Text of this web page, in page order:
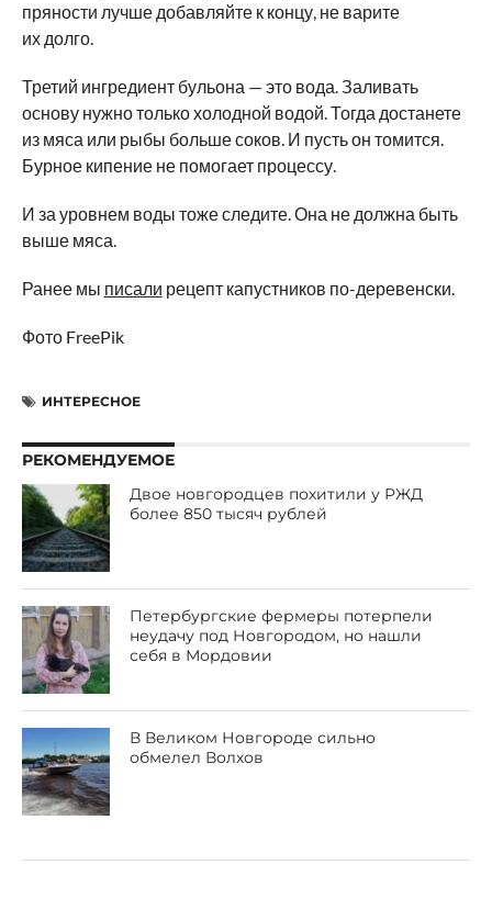
пряности лучше добавляйте к концу, не варите
их долго.
Третий ингредиент бульона — это вода. Заливать
основу нужно только холодной водой. Тогда достанете
из мяса или рыбы больше соков. И пусть он томится.
Бурное кипение не помогает процессу.
И за уровнем воды тоже следите. Она не должна быть
выше мяса.
Ранее мы писали рецепт капустников по-деревенски.
Фото FreePik
ИНТЕРЕСНОЕ
РЕКОМЕНДУЕМОЕ
Двое новгородцев похитили у РЖД
более 850 тысяч рублей
Петербургские фермеры потерпели
неудачу под Новгородом, но нашли
себя в Мордовии
В Великом Новгороде сильно
обмелел Волхов